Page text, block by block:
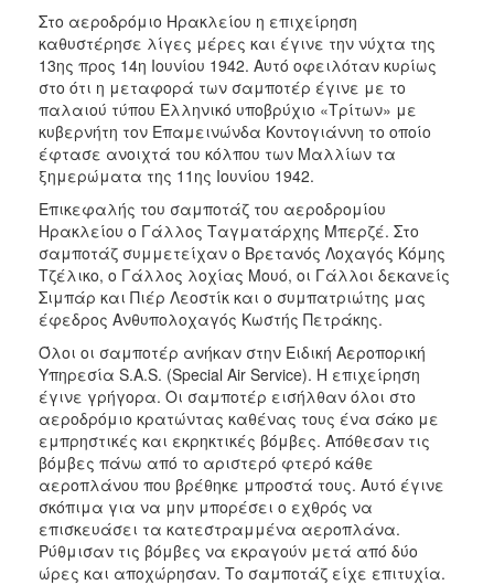
Στο αεροδρόμιο Ηρακλείου η επιχείρηση
καθυστέρησε λίγες μέρες και έγινε την νύχτα της
13ης προς 14η Ιουνίου 1942. Αυτό οφειλόταν κυρίως
στο ότι η μεταφορά των σαμποτέρ έγινε με το
παλαιού τύπου Ελληνικό υποβρύχιο «Τρίτων» με
κυβερνήτη τον Επαμεινώνδα Κοντογιάννη το οποίο
έφτασε ανοιχτά του κόλπου των Μαλλίων τα
ξημερώματα της 11ης Ιουνίου 1942.
Επικεφαλής του σαμποτάζ του αεροδρομίου
Ηρακλείου ο Γάλλος Ταγματάρχης Μπερζέ. Στο
σαμποτάζ συμμετείχαν ο Βρετανός Λοχαγός Κόμης
Τζέλικο, ο Γάλλος λοχίας Μουό, οι Γάλλοι δεκανείς
Σιμπάρ και Πιέρ Λεοστίκ και ο συμπατριώτης μας
έφεδρος Ανθυπολοχαγός Κωστής Πετράκης.
Όλοι οι σαμποτέρ ανήκαν στην Ειδική Αεροπορική
Υπηρεσία S.A.S. (Special Air Service). Η επιχείρηση
έγινε γρήγορα. Οι σαμποτέρ εισήλθαν όλοι στο
αεροδρόμιο κρατώντας καθένας τους ένα σάκο με
εμπρηστικές και εκρηκτικές βόμβες. Απόθεσαν τις
βόμβες πάνω από το αριστερό φτερό κάθε
αεροπλάνου που βρέθηκε μπροστά τους. Αυτό έγινε
σκόπιμα για να μην μπορέσει ο εχθρός να
επισκευάσει τα κατεστραμμένα αεροπλάνα.
Ρύθμισαν τις βόμβες να εκραγούν μετά από δύο
ώρες και αποχώρησαν. Το σαμποτάζ είχε επιτυχία.